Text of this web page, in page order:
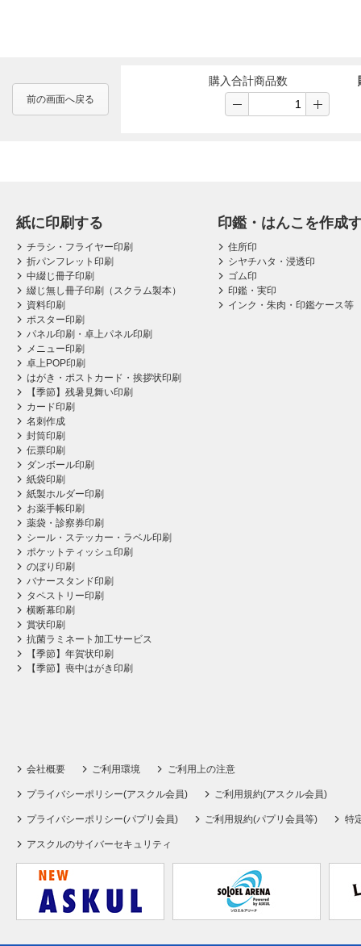
前の画面へ戻る
購入合計商品数
紙に印刷する
チラシ・フライヤー印刷
折パンフレット印刷
中綴じ冊子印刷
綴じ無し冊子印刷（スクラム製本）
資料印刷
ポスター印刷
パネル印刷・卓上パネル印刷
メニュー印刷
卓上POP印刷
はがき・ポストカード・挨拶状印刷
【季節】残暑見舞い印刷
カード印刷
名刺作成
封筒印刷
伝票印刷
ダンボール印刷
紙袋印刷
紙製ホルダー印刷
お薬手帳印刷
薬袋・診察券印刷
シール・ステッカー・ラベル印刷
ポケットティッシュ印刷
のぼり印刷
バナースタンド印刷
タペストリー印刷
横断幕印刷
賞状印刷
抗菌ラミネート加工サービス
【季節】年賀状印刷
【季節】喪中はがき印刷
印鑑・はんこを作成
住所印
シヤチハタ・浸透印
ゴム印
印鑑・実印
インク・朱肉・印鑑ケース等
会社概要 ご利用環境 ご利用上の注意
プライバシーポリシー(アスクル会員) ご利用規約(アスクル会員)
プライバシーポリシー(パプリ会員) ご利用規約(パプリ会員等) 特
アスクルのサイバーセキュリティ